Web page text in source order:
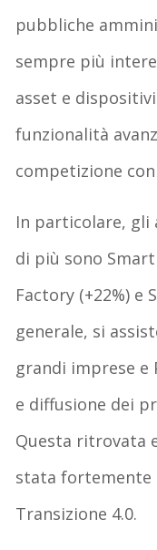
pubbliche
sempre più
asset e
funzionalità
competizione
In particolare, gli
di più sono
Factory (+22%) e
generale, si
grandi imprese e
e diffusione dei
Questa ritrovata
stata fortemente
Transizione 4.0.